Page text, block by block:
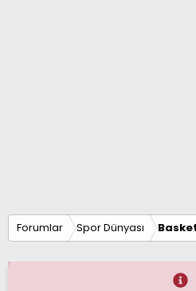
Forumlar Spor Dünyası